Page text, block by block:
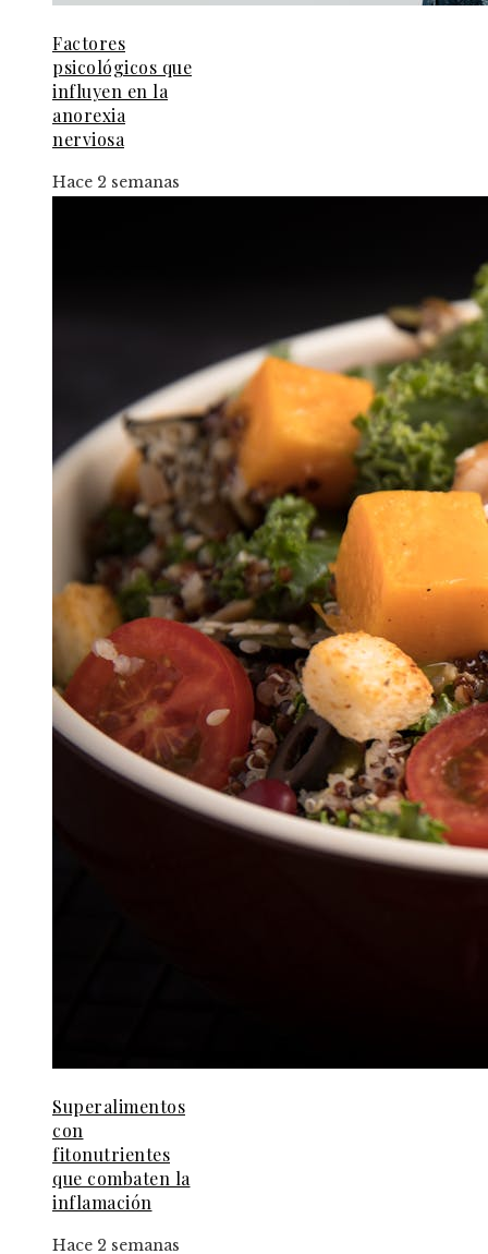
Factores
psicológicos que
influyen en la
anorexia
nerviosa
Hace 2 semanas
Superalimentos
con
fitonutrientes
que combaten la
inflamación
Hace 2 semanas